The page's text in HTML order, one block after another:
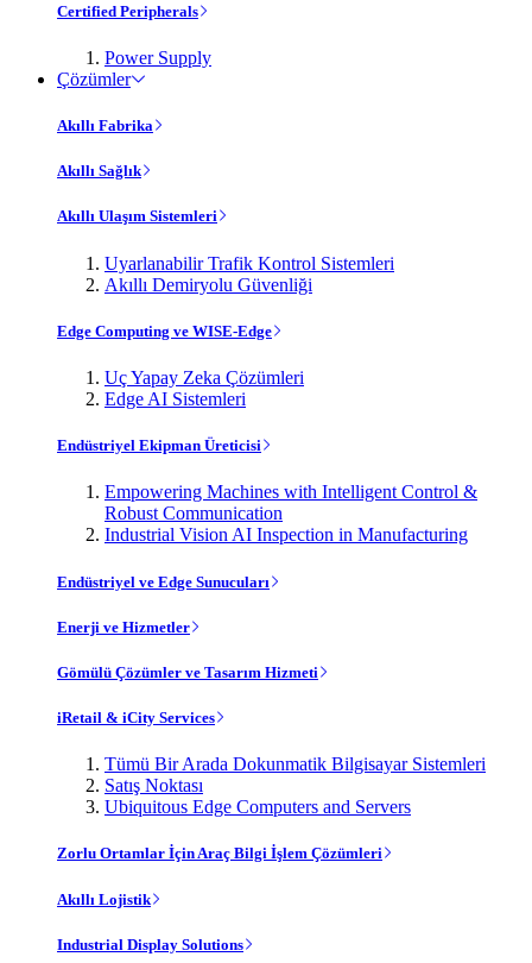
Certified Peripherals
Power Supply
Çözümler
Akıllı Fabrika
Akıllı Sağlık
Akıllı Ulaşım Sistemleri
Uyarlanabilir Trafik Kontrol Sistemleri
Akıllı Demiryolu Güvenliği
Edge Computing ve WISE-Edge
Uç Yapay Zeka Çözümleri
Edge AI Sistemleri
Endüstriyel Ekipman Üreticisi
Empowering Machines with Intelligent Control &
Robust Communication
Industrial Vision AI Inspection in Manufacturing
Endüstriyel ve Edge Sunucuları
Enerji ve Hizmetler
Gömülü Çözümler ve Tasarım Hizmeti
iRetail & iCity Services
Tümü Bir Arada Dokunmatik Bilgisayar Sistemleri
Satış Noktası
Ubiquitous Edge Computers and Servers
Zorlu Ortamlar İçin Araç Bilgi İşlem Çözümleri
Akıllı Lojistik
Industrial Display Solutions